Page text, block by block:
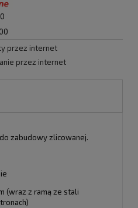
zabudowy zlicowanej.
(wraz z ramą ze stali